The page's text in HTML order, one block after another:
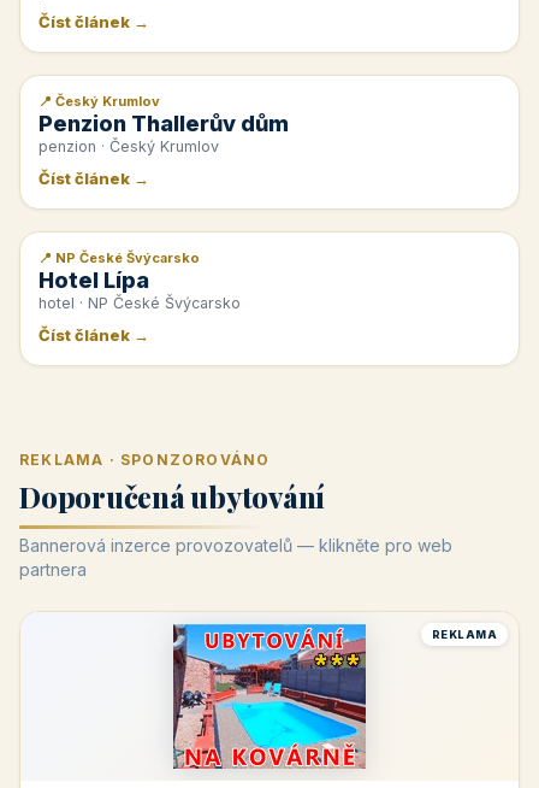
Číst článek →
📰 PR článek
📍 Český Krumlov
Penzion Thallerův dům
penzion · Český Krumlov
Číst článek →
📰 PR článek
📍 NP České Švýcarsko
Hotel Lípa
hotel · NP České Švýcarsko
Číst článek →
REKLAMA · SPONZOROVÁNO
Doporučená ubytování
Bannerová inzerce provozovatelů — klikněte pro web
partnera
REKLAMA